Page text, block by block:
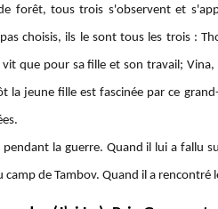
forêt, tous trois s'observent et
choisis, ils le sont tous les trois :
que pour sa fille et son travail;
la jeune fille est fascinée par ce
pendant la guerre. Quand il lui a fallu
de Tambov. Quand il a